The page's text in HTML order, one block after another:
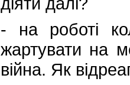
- на роботі
жартувати на
війна. Як